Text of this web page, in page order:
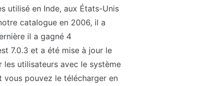
utilisé en Inde, aux États-Unis
catalogue en 2006, il a
il a gagné 4
7.0.3 et a été mise à jour le
utilisateurs avec le système
pouvez le télécharger en